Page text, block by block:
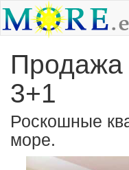
Продажа
3+1
Роскошные
море.